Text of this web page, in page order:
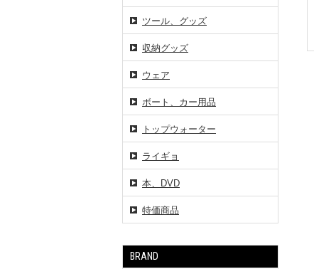
ツール、グッズ
収納グッズ
ウェア
ボート、カー用品
トップウォーター
ライギョ
本、DVD
特価商品
BRAND